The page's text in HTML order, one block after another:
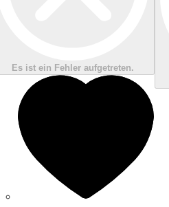
Es ist ein Fehler aufgetreten.